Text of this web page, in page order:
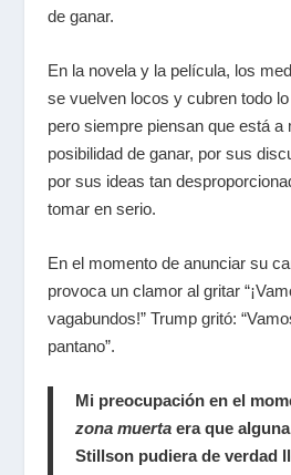
de ganar.
En la novela y la película, los
se vuelven locos y cubren todo
pero siempre piensan que está a
posibilidad de ganar, por sus
por sus ideas tan
tomar en serio.
En el momento de anunciar su
provoca un clamor al gritar
vagabundos!” Trump gritó:
pantano”.
Mi preocupación en el
zona muertaera que
Stillson pudiera de verdad